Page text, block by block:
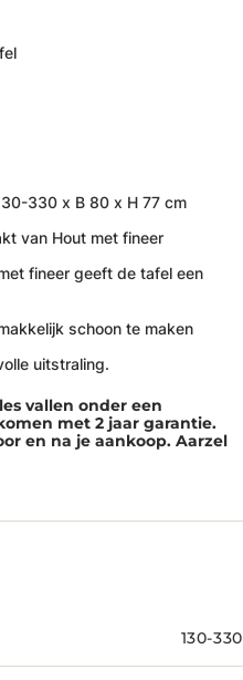
330 x B 80 x H 77 cm
van Hout met fineer
fineer geeft de tafel een
schoon te maken
uitstraling.
vallen onder een
met 2 jaar garantie.
en na je aankoop. Aarzel
130-330